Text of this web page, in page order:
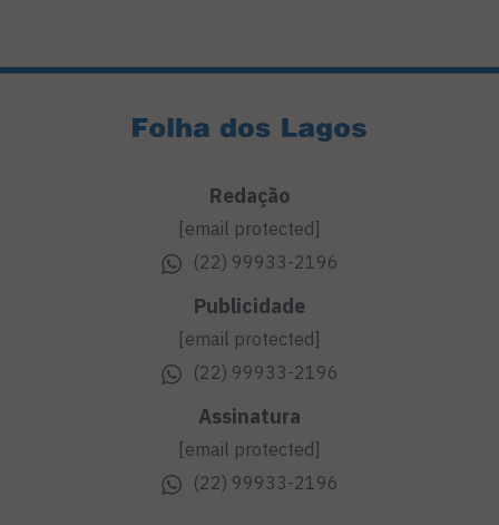
Redação
[email protected]
(22) 99933-2196
Publicidade
[email protected]
(22) 99933-2196
Assinatura
[email protected]
(22) 99933-2196